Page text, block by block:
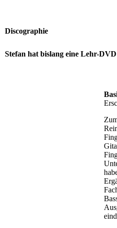
Discographie
Stefan hat bislang eine Lehr-